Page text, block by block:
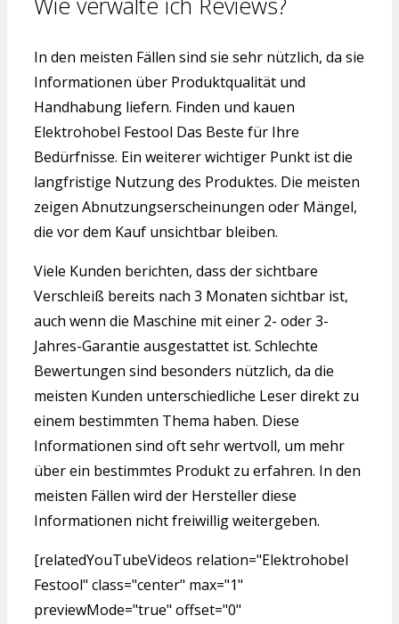
In den meisten Fällen sind sie sehr nützlich, da sie
Informationen über Produktqualität und
Handhabung liefern. Finden und kauen
Elektrohobel Festool Das Beste für Ihre
Bedürfnisse. Ein weiterer wichtiger Punkt ist die
langfristige Nutzung des Produktes. Die meisten
zeigen Abnutzungserscheinungen oder Mängel,
die vor dem Kauf unsichtbar bleiben.
Viele Kunden berichten, dass der sichtbare
Verschleiß bereits nach 3 Monaten sichtbar ist,
auch wenn die Maschine mit einer 2- oder 3-
Jahres-Garantie ausgestattet ist. Schlechte
Bewertungen sind besonders nützlich, da die
meisten Kunden unterschiedliche Leser direkt zu
einem bestimmten Thema haben. Diese
Informationen sind oft sehr wertvoll, um mehr
über ein bestimmtes Produkt zu erfahren. In den
meisten Fällen wird der Hersteller diese
Informationen nicht freiwillig weitergeben.
[relatedYouTubeVideos relation="Elektrohobel
Festool" class="center" max="1"
previewMode="true" offset="0"